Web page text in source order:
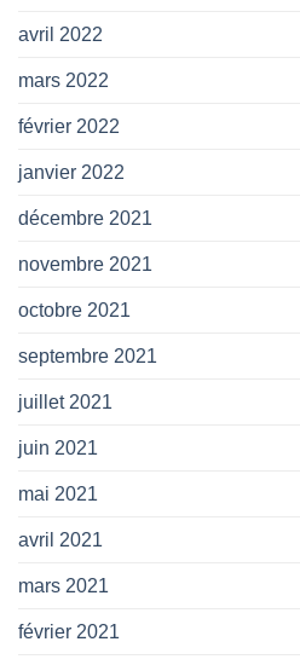
avril 2022
mars 2022
février 2022
janvier 2022
décembre 2021
novembre 2021
octobre 2021
septembre 2021
juillet 2021
juin 2021
mai 2021
avril 2021
mars 2021
février 2021